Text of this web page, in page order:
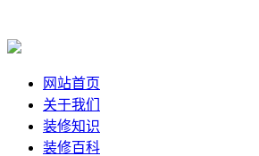
网站首页
关于我们
装修知识
装修百科